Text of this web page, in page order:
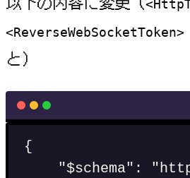
以下の内容に変更（
<ReverseWebSocketToken>
と）
{
"$schema" : "